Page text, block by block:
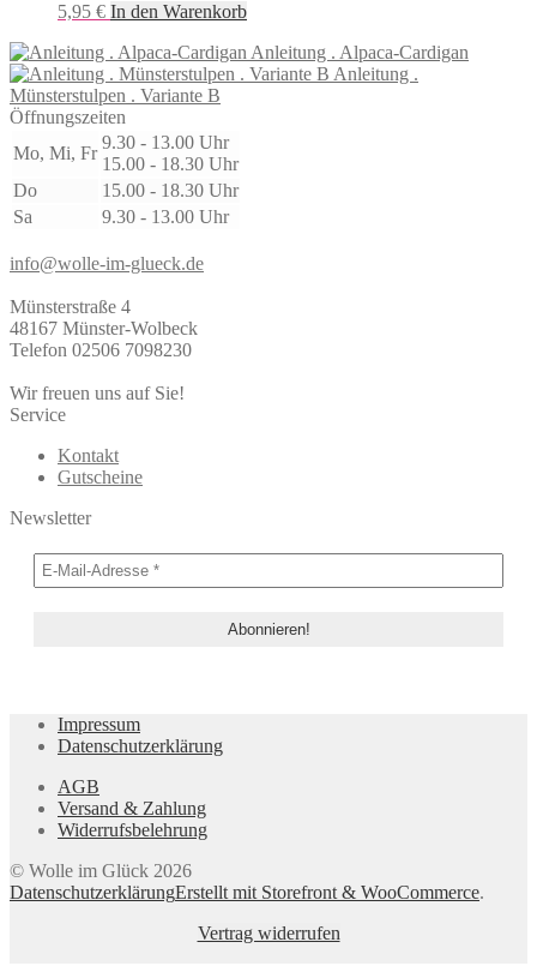
5,95 € In den Warenkorb
Anleitung . Alpaca-Cardigan
Anleitung .
Münsterstulpen . Variante B
Öffnungszeiten
Mo, Mi, Fr
9.30 - 13.00 Uhr
15.00 - 18.30 Uhr
Do
15.00 - 18.30 Uhr
Sa
9.30 - 13.00 Uhr
info@wolle-im-glueck.de
Münsterstraße 4
48167 Münster-Wolbeck
Telefon 02506 7098230
Wir freuen uns auf Sie!
Service
Kontakt
Gutscheine
Newsletter
Impressum
Datenschutzerklärung
AGB
Versand & Zahlung
Widerrufsbelehrung
© Wolle im Glück 2026
DatenschutzerklärungErstellt mit Storefront & WooCommerce.
Vertrag widerrufen